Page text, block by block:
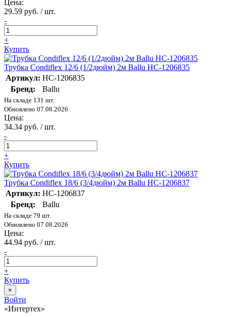
Цена:
29.59 руб. / шт.
-
+
Купить
Трубка Condiflex 12/6 (1/2дюйм) 2м Ballu НС-1206835
Артикул: НС-1206835
Бренд:
Ballu
На складе 131 шт.
Обновлено 07.08.2026
Цена:
34.34 руб. / шт.
-
+
Купить
Трубка Condiflex 18/6 (3/4дюйм) 2м Ballu НС-1206837
Артикул: НС-1206837
Бренд:
Ballu
На складе 79 шт.
Обновлено 07.08.2026
Цена:
44.94 руб. / шт.
-
+
Купить
×
Войти
«Интертех»